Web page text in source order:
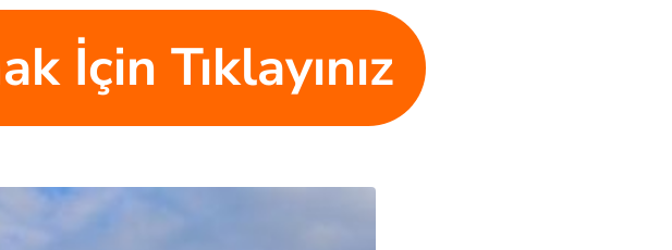
İçin Tıklayınız